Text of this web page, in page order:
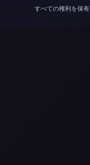
すべての権利を保有